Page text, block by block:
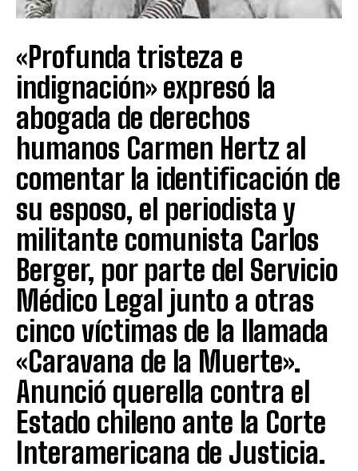
«Profunda tristeza e
indignación» expresó la
abogada de derechos
humanos Carmen Hertz al
comentar la identificación de
su esposo, el periodista y
militante comunista Carlos
Berger, por parte del Servicio
Médico Legal junto a otras
cinco víctimas de la llamada
«Caravana de la Muerte».
Anunció querella contra el
Estado chileno ante la Corte
Interamericana de Justicia.